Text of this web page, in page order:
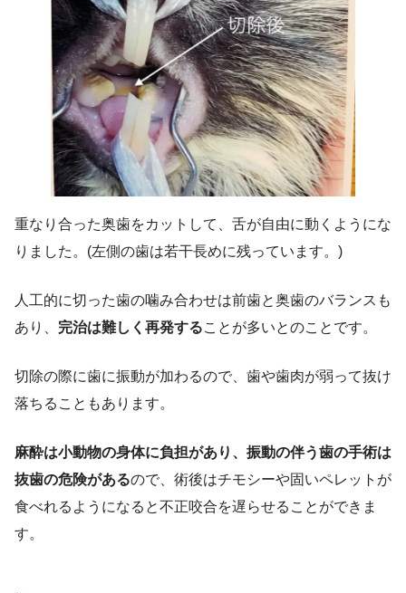
重なり合った奥歯をカットして、舌が自由に動くようにな
りました。(左側の歯は若干長めに残っています。)
人工的に切った歯の噛み合わせは前歯と奥歯のバランスも
あり、 完治は難しく再発することが多いとのことです。
切除の際に歯に振動が加わるので、歯や歯肉が弱って抜け
落ちることもあります。
麻酔は小動物の身体に負担があり、振動の伴う歯の手術は
抜歯の危険があるので、術後はチモシーや固いペレットが
食べれるようになると不正咬合を遅らせることができま
す。